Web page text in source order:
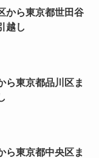
から東京都世田谷
越し
ら東京都品川区ま
ら東京都中央区ま